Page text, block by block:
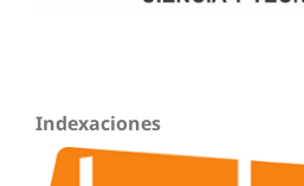
Indexaciones